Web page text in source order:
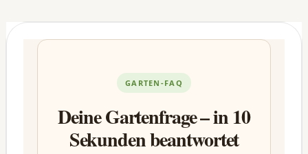
GARTEN-FAQ
Deine Gartenfrage – in 10
Sekunden beantwortet